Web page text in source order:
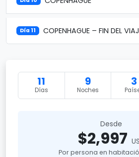
Día 11 COPENHAGUE – FIN DEL
11
Días
9
Noches
3
Desde
$2,997
Por persona en